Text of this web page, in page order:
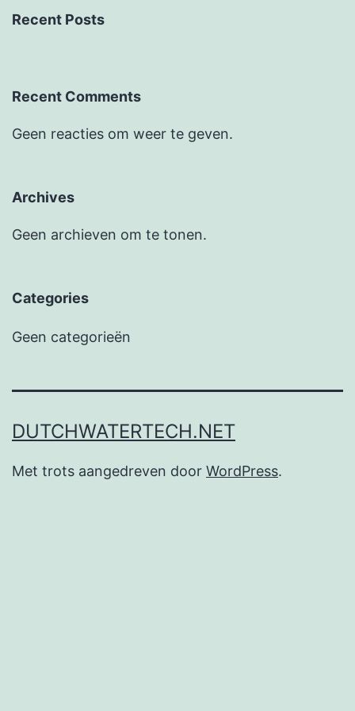
Recent Posts
Recent Comments
Geen reacties om weer te geven.
Archives
Geen archieven om te tonen.
Categories
Geen categorieën
DUTCHWATERTECH.NET
Met trots aangedreven door WordPress.